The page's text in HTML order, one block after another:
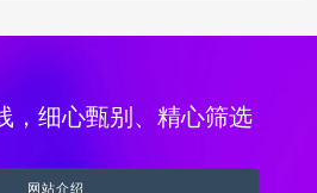
，细心甄别、精心筛选
网站介绍